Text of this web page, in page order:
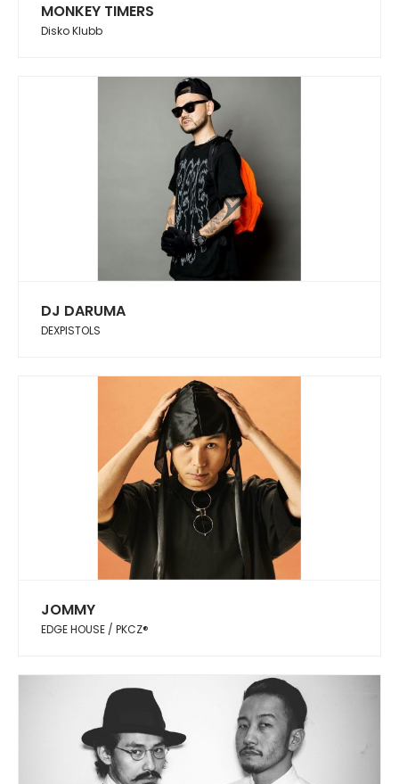
MONKEY TIMERS
Disko Klubb
DJ DARUMA
DEXPISTOLS
JOMMY
EDGE HOUSE / PKCZ®︎